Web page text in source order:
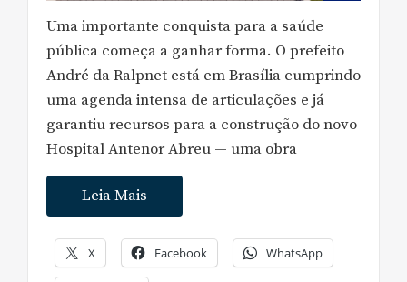
Uma importante conquista para a saúde
pública começa a ganhar forma. O prefeito
André da Ralpnet está em Brasília cumprindo
uma agenda intensa de articulações e já
garantiu recursos para a construção do novo
Hospital Antenor Abreu — uma obra
Leia Mais
X Facebook WhatsApp